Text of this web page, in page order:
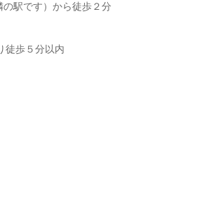
駅です）から徒歩２分
徒歩５分以内